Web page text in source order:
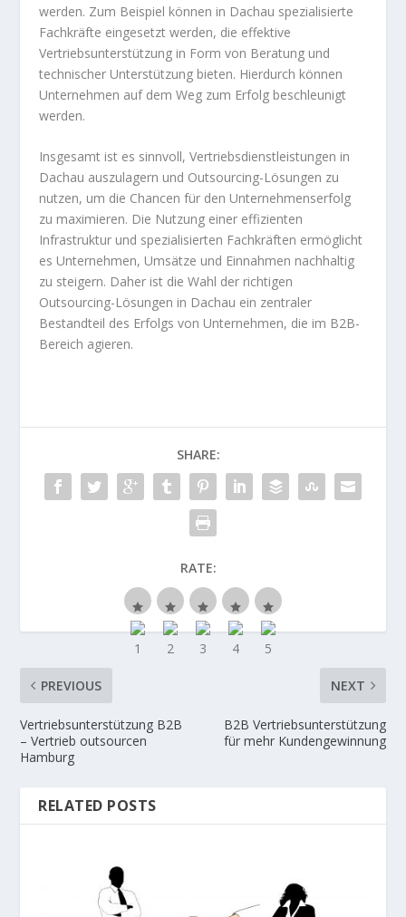
werden. Zum Beispiel können in Dachau spezialisierte
Fachkräfte eingesetzt werden, die effektive
Vertriebsunterstützung in Form von Beratung und
technischer Unterstützung bieten. Hierdurch können
Unternehmen auf dem Weg zum Erfolg beschleunigt
werden.
Insgesamt ist es sinnvoll, Vertriebsdienstleistungen in
Dachau auszulagern und Outsourcing-Lösungen zu
nutzen, um die Chancen für den Unternehmenserfolg
zu maximieren. Die Nutzung einer effizienten
Infrastruktur und spezialisierten Fachkräften ermöglicht
es Unternehmen, Umsätze und Einnahmen nachhaltig
zu steigern. Daher ist die Wahl der richtigen
Outsourcing-Lösungen in Dachau ein zentraler
Bestandteil des Erfolgs von Unternehmen, die im B2B-
Bereich agieren.
SHARE:
RATE:
PREVIOUS
Vertriebsunterstützung B2B
– Vertrieb outsourcen
Hamburg
NEXT
B2B Vertriebsunterstützung
für mehr Kundengewinnung
RELATED POSTS